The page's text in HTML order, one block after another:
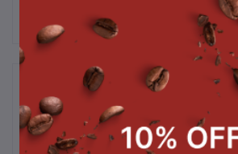
สินค้าที่ซื้อบ่อย